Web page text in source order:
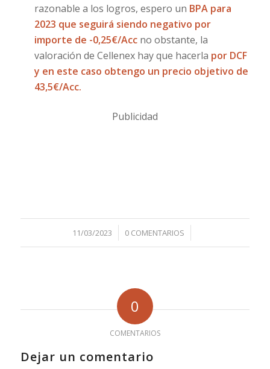
razonable a los logros, espero un BPA para
2023 que seguirá siendo negativo por
importe de -0,25€/Accno obstante, la
valoración de Cellenex hay que hacerla por DCF
y en este caso obtengo un precio objetivo de
43,5€/Acc.
Publicidad
11/03/2023
/ 0 COMENTARIOS
/
0
COMENTARIOS
Dejar un comentario